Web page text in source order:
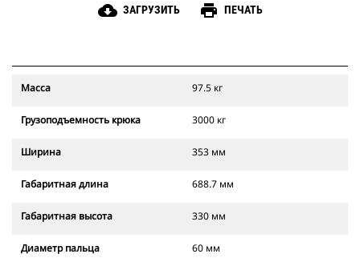
cloud_download ЗАГРУЗИТЬ print ПЕЧАТЬ
Масса 97.5 кг
Грузоподъемность крюка 3000 кг
Ширина 353 мм
Габаритная длина 688.7 мм
Габаритная высота 330 мм
Диаметр пальца 60 мм